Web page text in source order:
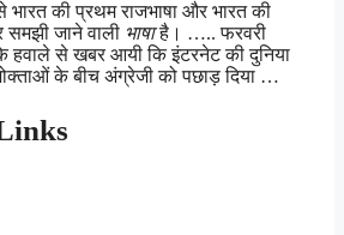
भारत की प्रथम राजभाषा और भारत की
जाने वाली भाषाहै। ….. फरवरी
हवाले से खबर आयी कि इंटरनेट की दुनिया
के बीच अंग्रेजी को पछाड़ दिया …